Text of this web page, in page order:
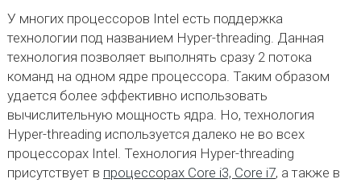
У многих процессоров Intel есть поддержка
технологии под названием Hyper-threading. Данная
технология позволяет выполнять сразу 2 потока
команд на одном ядре процессора. Таким образом
удается более эффективно использовать
вычислительную мощность ядра. Но, технология
Hyper-threading используется далеко не во всех
процессорах Intel. Технология Hyper-threading
присутствует в процессорах Core i3, Core i7, а также в